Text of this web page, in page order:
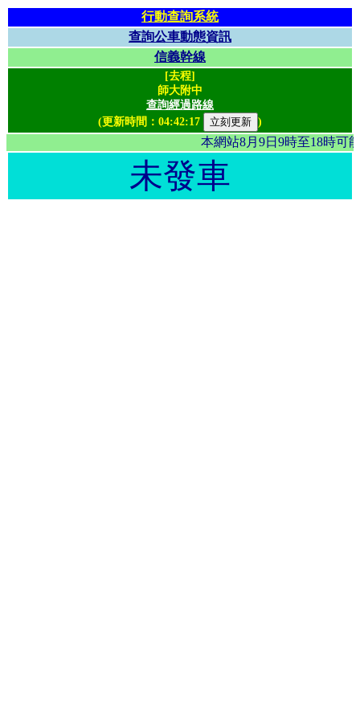
行動查詢系統
查詢公車動態資訊
信義幹線
[去程]
師大附中
查詢經過路線
(更新時間： 04:42:17 )
本網站8月9日9時至18
未發車